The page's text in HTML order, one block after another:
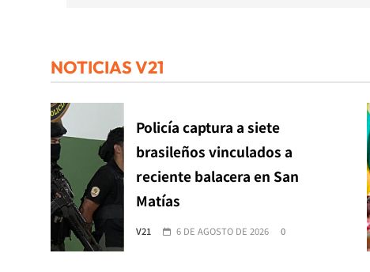
NOTICIAS V21
Policía captura a siete
brasileños vinculados a
reciente balacera en San
Matías
V21 6 DE AGOSTO DE 2026 0